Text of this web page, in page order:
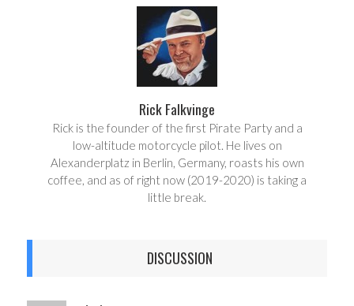
Rick Falkvinge
Rick is the founder of the first Pirate Party and a
low-altitude motorcycle pilot. He lives on
Alexanderplatz in Berlin, Germany, roasts his own
coffee, and as of right now (2019-2020) is taking a
little break.
DISCUSSION